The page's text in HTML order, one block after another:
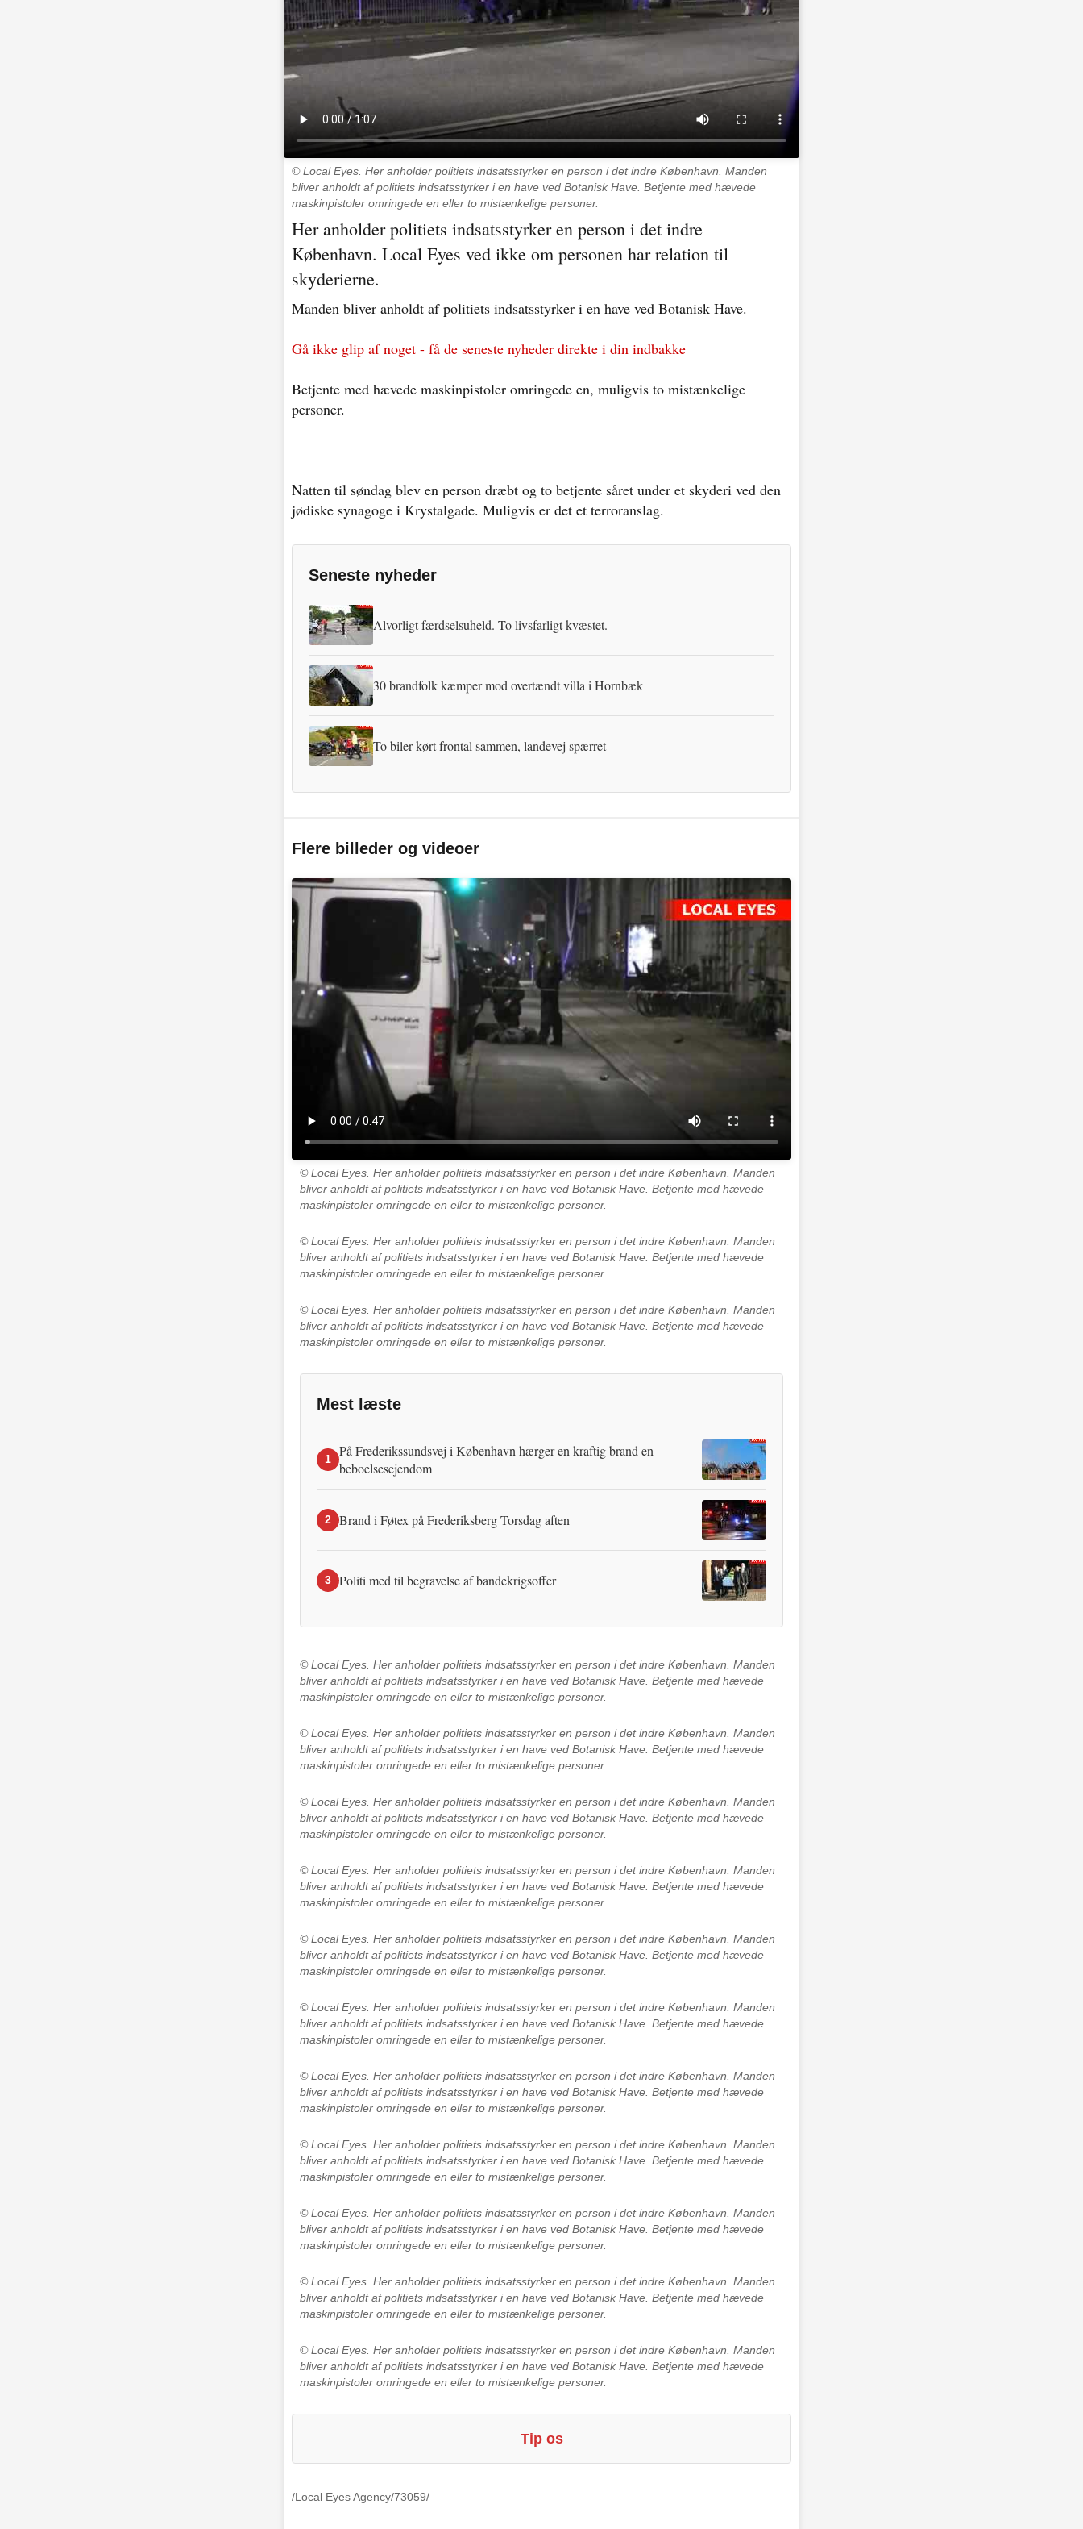
© Local Eyes. Her anholder politiets indsatsstyrker en person i det indre København. Manden
bliver anholdt af politiets indsatsstyrker i en have ved Botanisk Have. Betjente med hævede
maskinpistoler omringede en eller to mistænkelige personer.
Her anholder politiets indsatsstyrker en person i det indre
København. Local Eyes ved ikke om personen har relation til
skyderierne.
Manden bliver anholdt af politiets indsatsstyrker i en have ved Botanisk Have.
Gå ikke glip af noget - få de seneste nyheder direkte i din indbakke
Betjente med hævede maskinpistoler omringede en, muligvis to mistænkelige
personer.
Natten til søndag blev en person dræbt og to betjente såret under et skyderi ved den
jødiske synagoge i Krystalgade. Muligvis er det et terroranslag.
Seneste nyheder
Alvorligt færdselsuheld. To livsfarligt kvæstet.
30 brandfolk kæmper mod overtændt villa i Hornbæk
To biler kørt frontal sammen, landevej spærret
Flere billeder og videoer
© Local Eyes. Her anholder politiets indsatsstyrker en person i det indre København. Manden
bliver anholdt af politiets indsatsstyrker i en have ved Botanisk Have. Betjente med hævede
maskinpistoler omringede en eller to mistænkelige personer.
© Local Eyes. Her anholder politiets indsatsstyrker en person i det indre København. Manden
bliver anholdt af politiets indsatsstyrker i en have ved Botanisk Have. Betjente med hævede
maskinpistoler omringede en eller to mistænkelige personer.
© Local Eyes. Her anholder politiets indsatsstyrker en person i det indre København. Manden
bliver anholdt af politiets indsatsstyrker i en have ved Botanisk Have. Betjente med hævede
maskinpistoler omringede en eller to mistænkelige personer.
Mest læste
1
På Frederikssundsvej i København hærger en kraftig brand en
beboelsesejendom
2 Brand i Føtex på Frederiksberg Torsdag aften
3 Politi med til begravelse af bandekrigsoffer
© Local Eyes. Her anholder politiets indsatsstyrker en person i det indre København. Manden
bliver anholdt af politiets indsatsstyrker i en have ved Botanisk Have. Betjente med hævede
maskinpistoler omringede en eller to mistænkelige personer.
© Local Eyes. Her anholder politiets indsatsstyrker en person i det indre København. Manden
bliver anholdt af politiets indsatsstyrker i en have ved Botanisk Have. Betjente med hævede
maskinpistoler omringede en eller to mistænkelige personer.
© Local Eyes. Her anholder politiets indsatsstyrker en person i det indre København. Manden
bliver anholdt af politiets indsatsstyrker i en have ved Botanisk Have. Betjente med hævede
maskinpistoler omringede en eller to mistænkelige personer.
© Local Eyes. Her anholder politiets indsatsstyrker en person i det indre København. Manden
bliver anholdt af politiets indsatsstyrker i en have ved Botanisk Have. Betjente med hævede
maskinpistoler omringede en eller to mistænkelige personer.
© Local Eyes. Her anholder politiets indsatsstyrker en person i det indre København. Manden
bliver anholdt af politiets indsatsstyrker i en have ved Botanisk Have. Betjente med hævede
maskinpistoler omringede en eller to mistænkelige personer.
© Local Eyes. Her anholder politiets indsatsstyrker en person i det indre København. Manden
bliver anholdt af politiets indsatsstyrker i en have ved Botanisk Have. Betjente med hævede
maskinpistoler omringede en eller to mistænkelige personer.
© Local Eyes. Her anholder politiets indsatsstyrker en person i det indre København. Manden
bliver anholdt af politiets indsatsstyrker i en have ved Botanisk Have. Betjente med hævede
maskinpistoler omringede en eller to mistænkelige personer.
© Local Eyes. Her anholder politiets indsatsstyrker en person i det indre København. Manden
bliver anholdt af politiets indsatsstyrker i en have ved Botanisk Have. Betjente med hævede
maskinpistoler omringede en eller to mistænkelige personer.
© Local Eyes. Her anholder politiets indsatsstyrker en person i det indre København. Manden
bliver anholdt af politiets indsatsstyrker i en have ved Botanisk Have. Betjente med hævede
maskinpistoler omringede en eller to mistænkelige personer.
© Local Eyes. Her anholder politiets indsatsstyrker en person i det indre København. Manden
bliver anholdt af politiets indsatsstyrker i en have ved Botanisk Have. Betjente med hævede
maskinpistoler omringede en eller to mistænkelige personer.
© Local Eyes. Her anholder politiets indsatsstyrker en person i det indre København. Manden
bliver anholdt af politiets indsatsstyrker i en have ved Botanisk Have. Betjente med hævede
maskinpistoler omringede en eller to mistænkelige personer.
Tip os
/Local Eyes Agency/73059/